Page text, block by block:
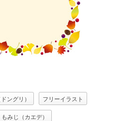
ングリ） フリーイラスト
もみじ（カエデ）